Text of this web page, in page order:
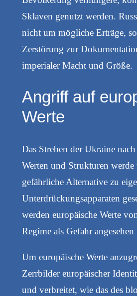
Sklaven genutzt werden.
nicht um mögliche Erträge,
Zerstörung zur
imperialer Macht und Größe.
Angriff auf
Werte
Das Streben der Ukraine
Werten und Strukturen werde
gefährliche Alternative zu
Unterdrückungsapparaten
werden europäische Werte
Regime als Gefahr
Um europäische Werte
Zerrbilder europäischer
und verbreitet, wie das des